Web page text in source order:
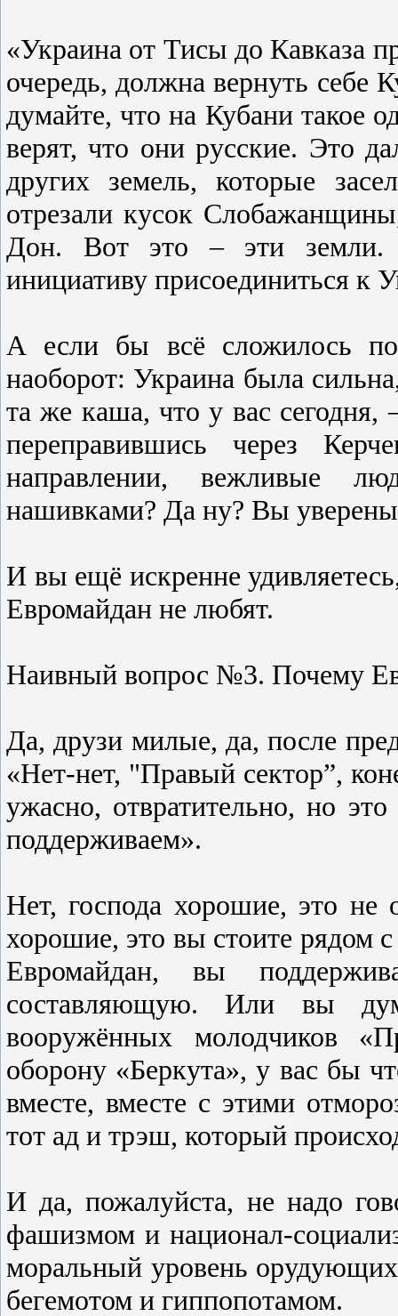
«Украина от Тисы до Кавказа
очередь, должна вернуть себе
думайте, что на Кубани такое
верят, что они русские. Это
других земель, которые
отрезали кусок
Дон. Вот это – эти земли.
инициативу присоединиться к
А если бы всё сложилось
наоборот: Украина была
та же каша, что у вас
переправившись через
направлении, вежливые
нашивками? Да ну? Вы
И вы ещё искренне
Евромайдан не любят.
Наивный вопрос №3. Почему
Да, друзи милые, да, после
«Нет-нет, "Правый сектор”,
ужасно, отвратительно, но
поддерживаем».
Нет, господа хорошие, это не
хорошие, это вы стоите рядом
Евромайдан, вы
составляющую. Или вы
вооружённых молодчиков
оборону «Беркута», у вас бы
вместе, вместе с этими
тот ад и трэш, который
И да, пожалуйста, не надо
фашизмом и национал-
моральный уровень
бегемотом и гиппопотамом.